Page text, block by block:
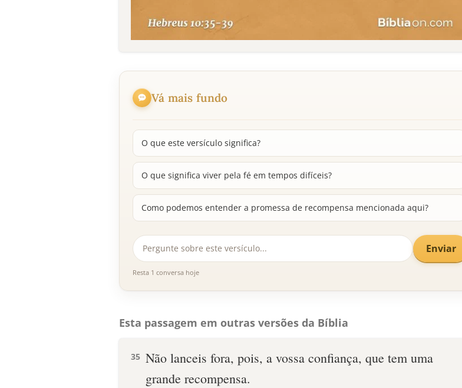
Vá mais fundo
O que este versículo significa?
O que significa viver pela fé em tempos difíceis?
Como podemos entender a promessa de recompensa mencionada aqui?
Enviar
Resta 1 conversa hoje
Esta passagem em outras versões da Bíblia
35 Não lanceis fora, pois, a vossa confiança, que tem uma
grande recompensa.